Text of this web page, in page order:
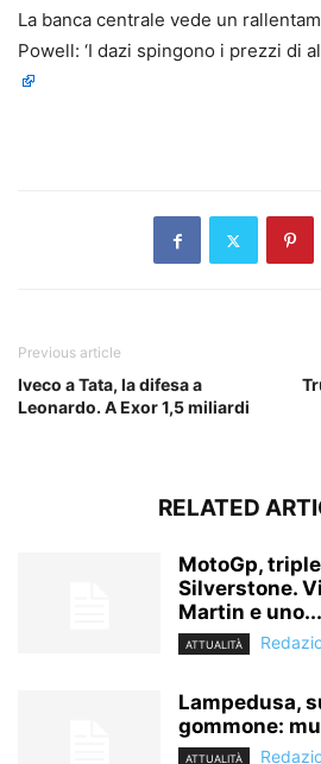
La banca centrale vede un
Powell: ‘I dazi spingono i prezzi di
Previous article
Iveco a Tata, la difesa a
Leonardo. A Exor 1,5 miliardi
RELATED
MotoGp,
Silverstone.
Martin e uno...
ATTUALITÀ
Lampedusa,
gommone:
ATTUALITÀ